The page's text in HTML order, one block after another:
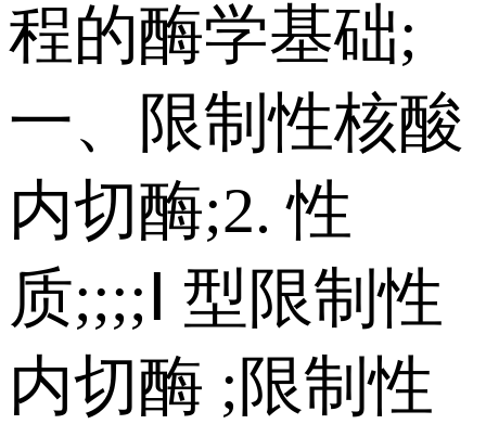
程的酶学基础;
一、限制性核酸
内切酶;2. 性
质;;;;Ⅰ 型限制性
内切酶 ;限制性